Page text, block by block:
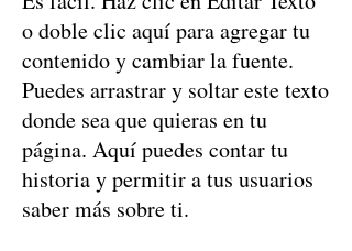
o doble clic aquí para agregar tu
contenido y cambiar la fuente.
Puedes arrastrar y soltar este texto
donde sea que quieras en tu
página. Aquí puedes contar tu
historia y permitir a tus usuarios
saber más sobre ti.